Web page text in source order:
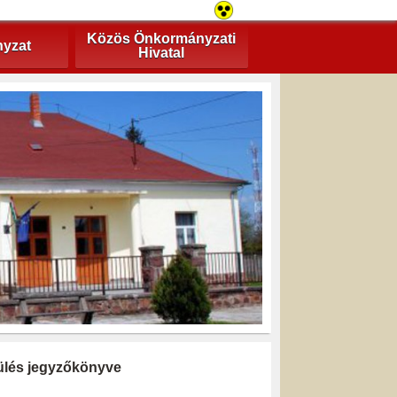
Közös Önkormányzati
Hivatal
jegyzőkönyve